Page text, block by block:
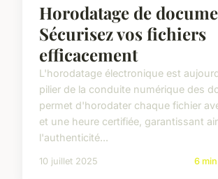
Horodatage de
Sécurisez vos fichiers
efficacement
L'horodatage électronique est
pilier de la conduite numérique des
permet d'horodater chaque fichier
et une heure certifiée, garantissant
l'authenticité...
10 juillet 2025 6